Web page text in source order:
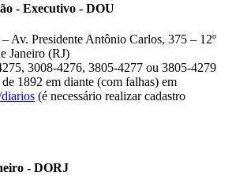
- Executivo - DOU
Av. Presidente Antônio Carlos, 375 – 12º
Janeiro (RJ)
3008-4276, 3805-4277 ou 3805-4279
1892 em diante (com falhas) em
(é necessário realizar cadastro
- DORJ